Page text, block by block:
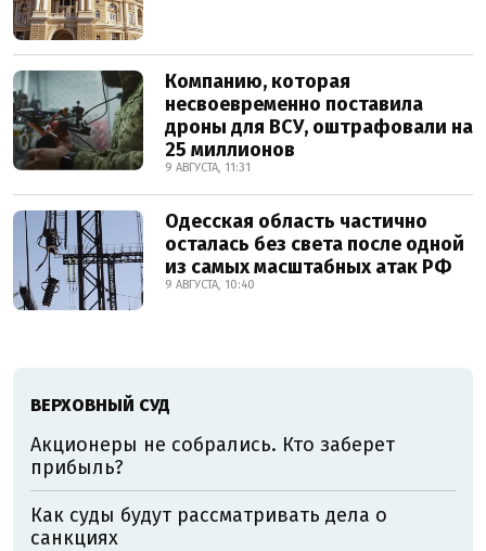
Компанию, которая
несвоевременно поставила
дроны для ВСУ, оштрафовали на
25 миллионов
9 АВГУСТА, 11:31
Одесская область частично
осталась без света после одной
из самых масштабных атак РФ
9 АВГУСТА, 10:40
ВЕРХОВНЫЙ СУД
Акционеры не собрались. Кто заберет
прибыль?
Как суды будут рассматривать дела о
санкциях